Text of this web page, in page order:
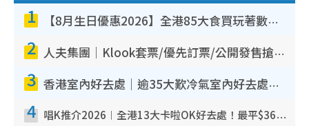
1 【8月生日優惠2026】全港85大食買玩著數攻略 自助餐/火鍋放題同行免費＋誠品/DONKI送現金券
2 人夫集團｜Klook套票/優先訂票/公開發售搶飛攻略！附票價.購票連結.場地座位表
3 香港室內好去處｜逾35大歎冷氣室內好去處推介 室內活動免費避雨無懼落雨
4 唱K推介2026︱全港13大卡啦OK好去處！最平$36起 日文K都有！(附地址+收費詳情)